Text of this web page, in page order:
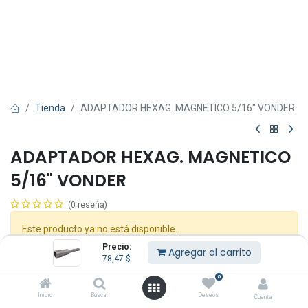
Precio:
78,47 $ Agregar al carrito
Inicio Buscar
0
Deseos Cuenta
Tienda ADAPTADOR HEXAG. MAGNETICO 5/16" VONDER
ADAPTADOR HEXAG. MAGNETICO
5/16" VONDER
(0 reseña)
Este producto ya no está disponible.
Compartir :